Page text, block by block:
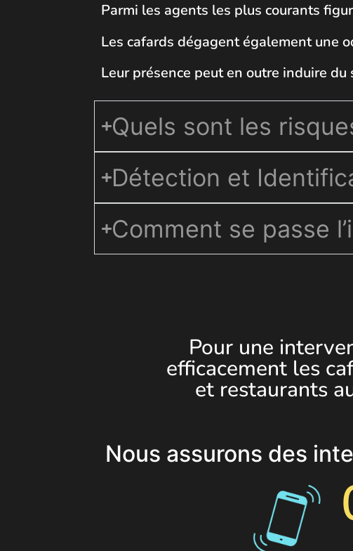
Parmi les agents les plus courants
Les cafards dégagent également une
Leur présence peut en outre induire
Quels sont les
Détection et
Comment se passe
Pour une
efficacement les
et restaurants
Nous assurons des